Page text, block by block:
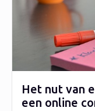
Het nut van
een online